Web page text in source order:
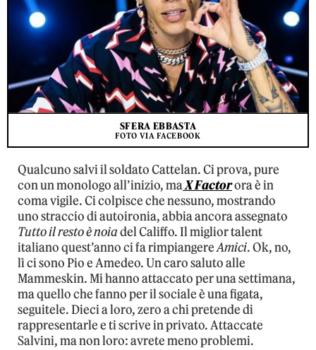
SFERA EBBASTA
FOTO VIA FACEBOOK
Qualcuno salvi il soldato Cattelan. Ci prova, pure
con un monologo all’inizio, maX Factorora è in
coma vigile. Ci colpisce che nessuno, mostrando
uno straccio di autoironia, abbia ancora assegnato
Tutto il resto è noiadel Califfo. Il miglior talent
italiano quest’anno ci fa rimpiangereAmici. Ok, no,
lì ci sono Pio e Amedeo. Un caro saluto alle
Mammeskin. Mi hanno attaccato per una settimana,
ma quello che fanno per il sociale è una figata,
seguitele. Dieci a loro, zero a chi pretende di
rappresentarle e ti scrive in privato. Attaccate
Salvini, ma non loro: avrete meno problemi.